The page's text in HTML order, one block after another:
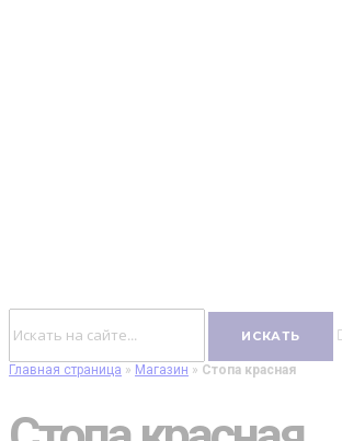
Главная страница » Магазин » Стопа красная